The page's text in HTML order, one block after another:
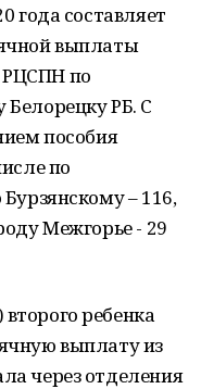
года составляет
выплаты
РЦСПН по
Белорецку РБ. С
пособия
по
– 116,
Межгорье - 29
ребенка
выплату из
через отделения